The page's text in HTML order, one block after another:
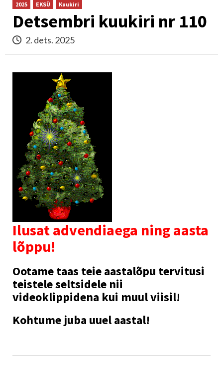
2025 EKSÜ Kuukiri
Detsembri kuukiri nr 110
2. dets. 2025
Ilusat advendiaega ning aasta
lõppu!
Ootame taas teie aastalõpu tervitusi
teistele seltsidele nii
videoklippidena kui muul viisil!
Kohtume juba uuel aastal!